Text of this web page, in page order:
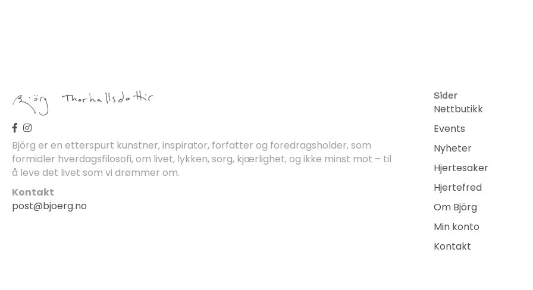
Björg er en etterspurt kunstner, inspirator, forfatter og foredragsholder, som
formidler hverdagsfilosofi, om livet, lykken, sorg, kjærlighet, og ikke minst mot – til
å leve det livet som vi drømmer om.
Kontakt
post@bjoerg.no
Sider
Nettbutikk
Events
Nyheter
Hjertesaker
Hjertefred
Om Björg
Min konto
Kontakt